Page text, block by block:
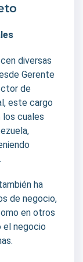
diversas
Gerente
de
este cargo
los cuales
ha
de negocio,
en otros
el negocio